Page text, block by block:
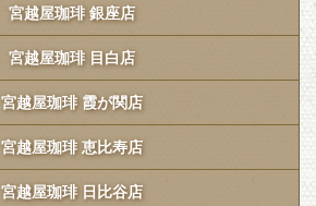
宮越屋珈琲 銀座店
宮越屋珈琲 目白店
宮越屋珈琲 霞が関店
宮越屋珈琲 恵比寿店
宮越屋珈琲 日比谷店